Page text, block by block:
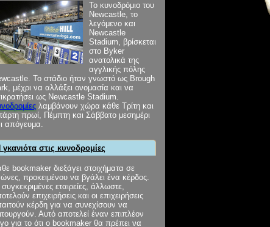
Το κυνοδρόμιο του
Newcastle, το
λεγόμενο και
Newcastle
Stadium, βρίσκεται
στο Byker
ανατολικά της
αγγλικής πόλης
Το στάδιο ήταν γνωστό ως Brough
μέχρι να αλλάξει ονομασία και να
ως Newcastle Stadium.
λαμβάνουν χώρα κάθε Τρίτη και
πρωί, Πέμπτη και Σάββατο μεσημέρι
απόγευμα.
γκανιότα στις κυνοδρομίες
bookmaker διεξάγει στοιχήματα σε
προκειμένου να βγάλει ένα κέρδος.
εταιρείες, άλλωστε,
επιχειρήσεις και οι επιχειρήσεις
κέρδη για να συνεχίσουν να
Αυτό αποτελεί έναν επιπλέον
για το ότι ο bookmaker θα πρέπει να